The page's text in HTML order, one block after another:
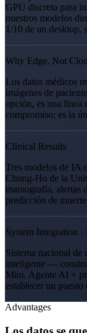
GPU discreta para
nuestros modelos
1/10 de un desktop,
Why Edge, Not
Los datos médicos
imágenes de
opción, es una línea
compromiso; es la
Clinical Results
Tres modelos de IA
Chung-Ho de la
mamografía, alertas
predicción de
System Integration ·
Sistema nacional de
inteligente —
Mini. Agente AI +
establecer un
Advantages